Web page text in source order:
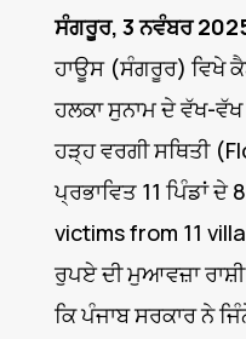
ਸੰਗਰੂਰ, 3 ਨਵੰਬਰ
ਹਾਊਸ (ਸੰਗਰੂਰ) ਵਿਖੇ
ਹਲਕਾ ਸੁਨਾਮ ਦੇ ਵੱਖ-ਵੱਖ
ਹੜ੍ਹ ਵਰਗੀ ਸਥਿਤੀ
ਪ੍ਰਭਾਵਿਤ 11 ਪਿੰਡਾਂ
victims from 11
ਰੁਪਏ ਦੀ ਮੁਆਵਜ਼ਾ
ਕਿ ਪੰਜਾਬ ਸਰਕਾਰ ਨੇ